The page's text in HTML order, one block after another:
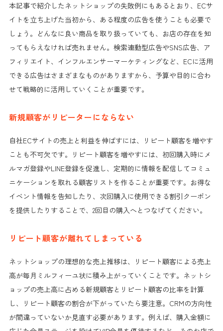
本記事で紹介したネットショップの失敗例にもあるとおり、ECサ
イトを立ち上げた当初から、ある程度の広告を使うことも必要で
しょう。どんなに良い商品を取り扱っていても、お店の存在を知
ってもらえなければ売れません。検索連動型広告やSNS広告、ア
フィリエイト、インフルエンサーマーケティングなど、ECに活用
できる広告はさまざまなものがありますから、予算や目的に合わ
せて戦略的に活用していくことが重要です。
新規顧客がリピーターにならない
自社ECサイトの売上と利益を伸ばすには、リピート顧客を増やす
ことも不可欠です。リピート顧客を増やすには、初回購入時にメ
ルマガ登録やLINE登録を促進し、定期的に情報を配信してコミュ
ニケーションを取れる顧客リストを作ることが重要です。お得な
イベント情報を告知したり、次回購入に使用できる割引クーポン
を提供したりすることで、2回目の購入へとつなげてください。
リピート顧客が離れてしまっている
ネットショップの理想的な売上推移は、リピート顧客による売上
高が毎月ミルフィーユ状に積み上がっていくことです。ネットシ
ョップの売上高に占める新規顧客とリピート顧客の比率を計算
し、リピート顧客の割合が下がっていたら要注意。CRMの方向性
が間違っていないか見直す必要があります。例えば、購入金額に